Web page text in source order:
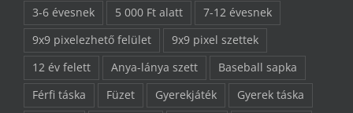
3-6 évesnek
5 000 Ft alatt
7-12 évesnek
9x9 pixelezhető felület
9x9 pixel szettek
12 év felett
Anya-lánya szett
Baseball sapka
Férfi táska
Füzet Gyerekjáték
Gyerek táska